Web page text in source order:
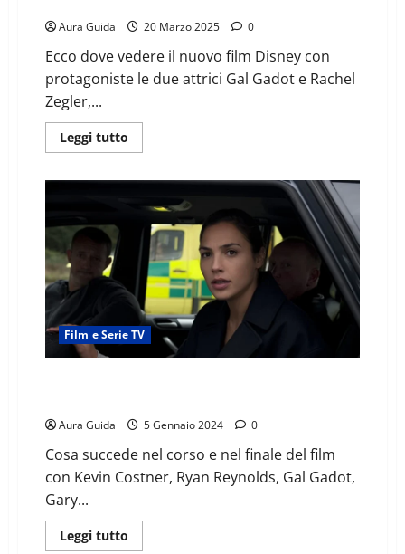
Aura Guida 20 Marzo 2025 0
Ecco dove vedere il nuovo film Disney con
protagoniste le due attrici Gal Gadot e Rachel
Zegler,...
Leggi tutto
Film e Serie TV
Aura Guida 5 Gennaio 2024 0
Cosa succede nel corso e nel finale del film
con Kevin Costner, Ryan Reynolds, Gal Gadot,
Gary...
Leggi tutto